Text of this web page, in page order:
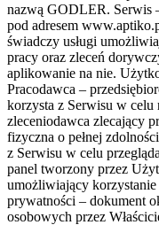
nazwą GODLER. Serwis
pod adresem
świadczy usługi
pracy oraz zleceń
aplikowanie na nie.
Pracodawca –
korzysta z Serwisu w
zleceniodawca zlecający
fizyczna o pełnej
z Serwisu w celu
panel tworzony przez
umożliwiający
prywatności – dokument
osobowych przez